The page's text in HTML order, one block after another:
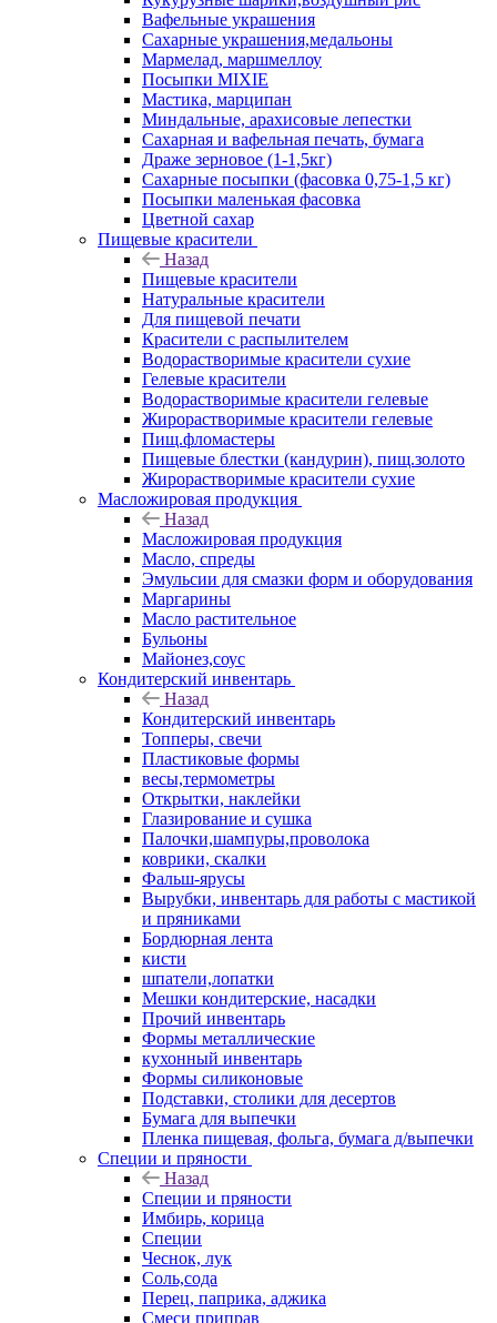
Вафельные украшения
Сахарные украшения,медальоны
Мармелад, маршмеллоу
Посыпки MIXIE
Мастика, марципан
Миндальные, арахисовые лепестки
Сахарная и вафельная печать, бумага
Драже зерновое (1-1,5кг)
Сахарные посыпки (фасовка 0,75-1,5 кг)
Посыпки маленькая фасовка
Цветной сахар
Пищевые красители
Назад
Пищевые красители
Натуральные красители
Для пищевой печати
Красители с распылителем
Водорастворимые красители сухие
Гелевые красители
Водорастворимые красители гелевые
Жирорастворимые красители гелевые
Пищ.фломастеры
Пищевые блестки (кандурин), пищ.золото
Жирорастворимые красители сухие
Масложировая продукция
Назад
Масложировая продукция
Масло, спреды
Эмульсии для смазки форм и оборудования
Маргарины
Масло растительное
Бульоны
Майонез,соус
Кондитерский инвентарь
Назад
Кондитерский инвентарь
Топперы, свечи
Пластиковые формы
весы,термометры
Открытки, наклейки
Глазирование и сушка
Палочки,шампуры,проволока
коврики, скалки
Фальш-ярусы
Вырубки, инвентарь для работы с мастикой
и пряниками
Бордюрная лента
кисти
шпатели,лопатки
Мешки кондитерские, насадки
Прочий инвентарь
Формы металлические
кухонный инвентарь
Формы силиконовые
Подставки, столики для десертов
Бумага для выпечки
Пленка пищевая, фольга, бумага д/выпечки
Специи и пряности
Назад
Специи и пряности
Имбирь, корица
Специи
Чеснок, лук
Соль,сода
Перец, паприка, аджика
Смеси приправ